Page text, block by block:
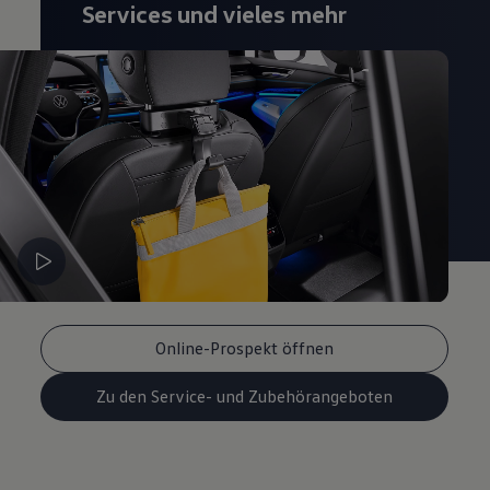
Magazin
Transport
Familie
Elektromobilität
Volkswagen R
Pannen- und Unfallhilfe
Volkswagen Kundenbetreuung
Online-Prospekt öffnen
Zu den Service- und Zubehörangeboten
Services und vieles mehr